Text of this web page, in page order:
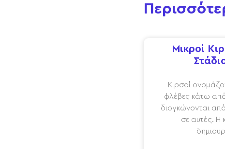
Μικροί
Κιρσοί
φλέβες κάτω
διογκώνονται
σε αυτές. Η